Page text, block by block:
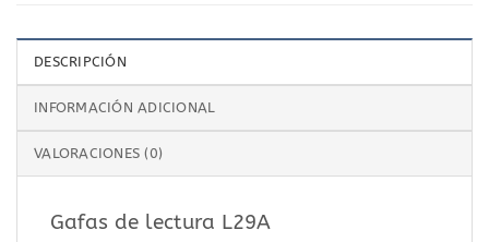
DESCRIPCIÓN
INFORMACIÓN ADICIONAL
VALORACIONES (0)
Gafas de lectura L29A